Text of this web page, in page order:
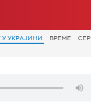
У УКРАЈИНИ ВРЕМЕ